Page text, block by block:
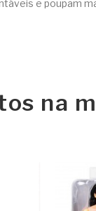
e poupam
na